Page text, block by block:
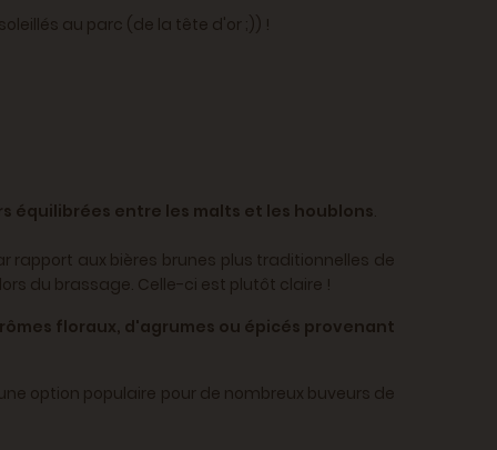
au parc (de la tête d'or ;)) !
équilibrées entre les malts et les houblons.
rapport aux bières brunes plus traditionnelles de
du brassage. Celle-ci est plutôt claire !
floraux, d'agrumes ou épicés provenant
option populaire pour de nombreux buveurs de